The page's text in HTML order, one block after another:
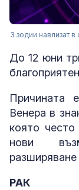
3 зодии навлизат
До 12 юни
Причината
Венера в
която
нови
разширяване
РАК